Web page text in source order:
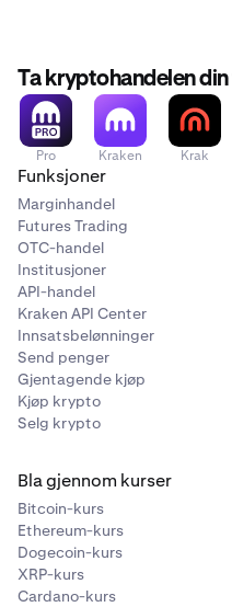
Ta kryptohandelen
Pro Kraken Krak
Funksjoner
Marginhandel
Futures Trading
OTC-handel
Institusjoner
API-handel
Kraken API Center
Innsatsbelønninger
Send penger
Gjentagende kjøp
Kjøp krypto
Selg krypto
Bla gjennom kurser
Bitcoin-kurs
Ethereum-kurs
Dogecoin-kurs
XRP-kurs
Cardano-kurs